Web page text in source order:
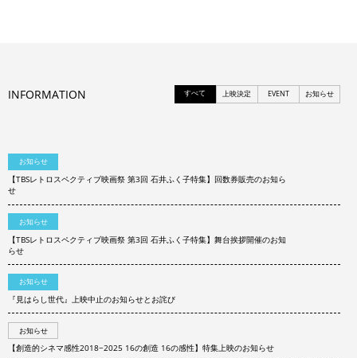
INFORMATION すべて 上映決定 EVENT お知らせ
お知らせ
【TBSレトロスペクティブ映画祭 第3回 石井ふく子特集】回数券販売のお知ら
せ
お知らせ
【TBSレトロスペクティブ映画祭 第3回 石井ふく子特集】舞台挨拶開催のお知
らせ
お知らせ
『見はらし世代』上映中止のお知らせとお詫び
お知らせ
【創造的シネマ感性2018−2025 16の創造 16の感性】特集上映のお知らせ